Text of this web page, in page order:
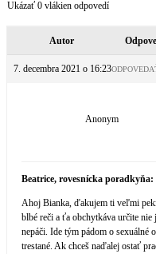
Ukázať 0 vlákien odpovedí
Autor
7. decembra 2021 o 16:23
Anonym
Beatrice, rovesnícka poradkyňa:
Ahoj Bianka, ďakujem ti veľmi
blbé reči a ťa obchytkáva určite
nepáči. Ide tým pádom o sexuálné
trestané. Ak chceš naďalej ostať